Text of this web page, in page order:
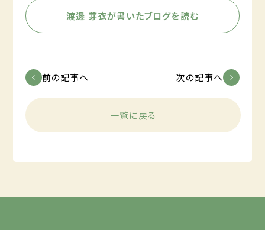
渡邊 芽衣が書いたブログを読む
前の記事へ 次の記事へ
一覧に戻る